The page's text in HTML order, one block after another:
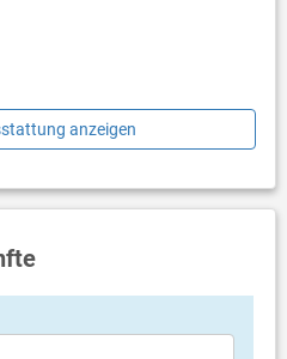
(gegen Aufpreis)
mit Kindern wissen das breite
anzeigen